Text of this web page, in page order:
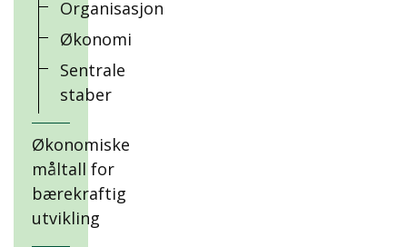
Organisasjon
Økonomi
Sentrale
staber
Økonomiske
måltall for
bærekraftig
utvikling